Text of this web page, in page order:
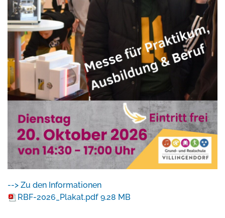
--> Zu den Informationen
RBF-2026_Plakat.pdf 9.28 MB